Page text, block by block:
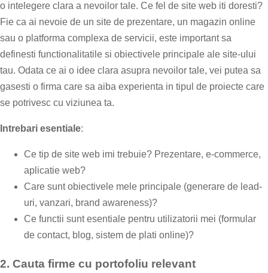
o intelegere clara a nevoilor tale. Ce fel de site web iti doresti?
Fie ca ai nevoie de un site de prezentare, un magazin online
sau o platforma complexa de servicii, este important sa
definesti functionalitatile si obiectivele principale ale site-ului
tau. Odata ce ai o idee clara asupra nevoilor tale, vei putea sa
gasesti o firma care sa aiba experienta in tipul de proiecte care
se potrivesc cu viziunea ta.
Intrebari esentiale:
Ce tip de site web imi trebuie? Prezentare, e-commerce,
aplicatie web?
Care sunt obiectivele mele principale (generare de lead-
uri, vanzari, brand awareness)?
Ce functii sunt esentiale pentru utilizatorii mei (formular
de contact, blog, sistem de plati online)?
2. Cauta firme cu portofoliu relevant